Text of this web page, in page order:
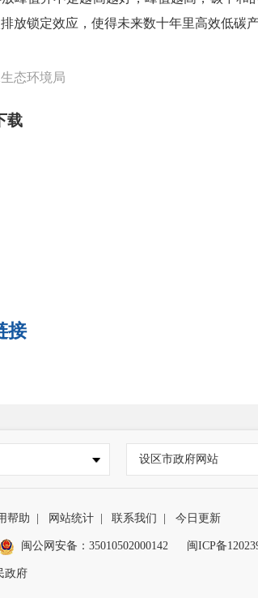
放锁定效应，使得未来数十年里高效低碳
态环境局
载
接
设区市政府网站
帮助 网站统计 联系我们 今日更新
闽公网安备：35010502000142 闽ICP备
政府